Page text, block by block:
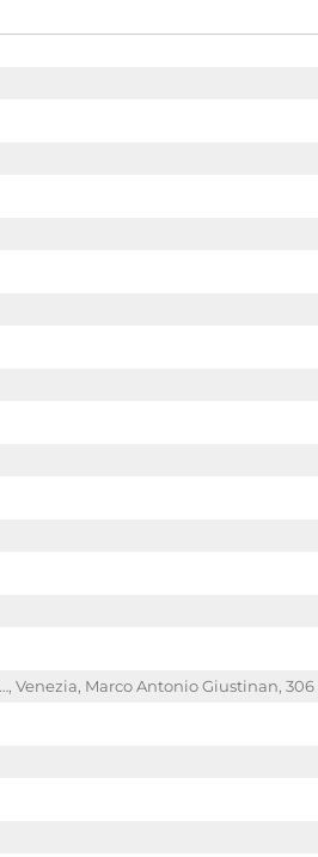
Marco Antonio Giustinan, 306